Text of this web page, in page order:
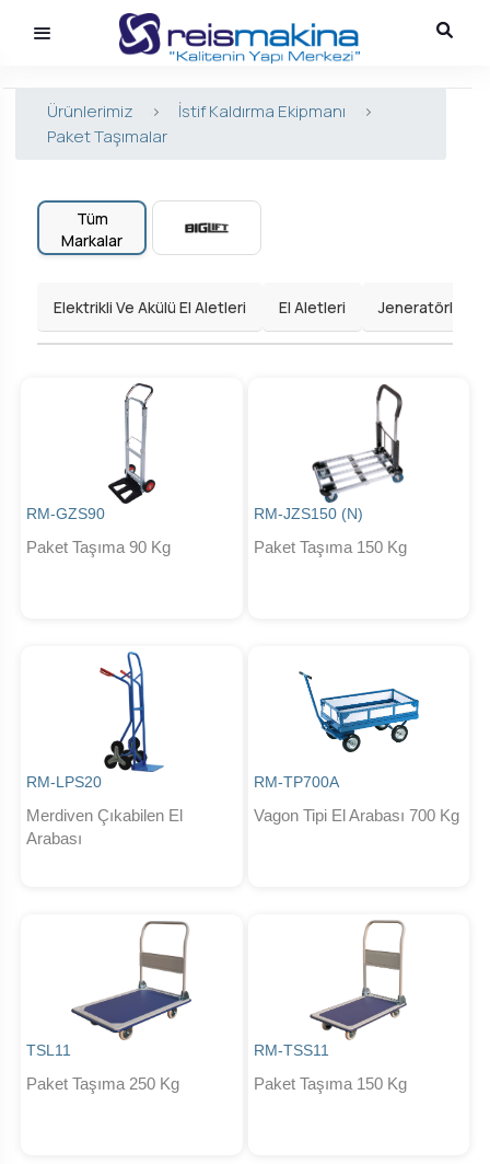
Ürünlerimiz > İstif Kaldırma Ekipmanı
>
Paket Taşımalar
Tüm
Markalar
Elektrikli Ve Akülü El Aletleri El Aletleri Jeneratörler
RM-GZS90
Paket Taşıma 90 Kg
RM-JZS150 (N)
Paket Taşıma 150 Kg
RM-LPS20
Merdiven Çıkabilen El
Arabası
RM-TP700A
Vagon Tipi El Arabası 700 Kg
TSL11
Paket Taşıma 250 Kg
RM-TSS11
Paket Taşıma 150 Kg